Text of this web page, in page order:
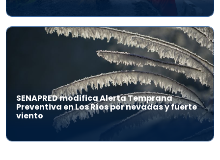
SENAPRED modifica Alerta Temprana
Preventiva en Los Ríos por nevadas y fuerte
viento